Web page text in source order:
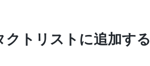
トリストに追加する